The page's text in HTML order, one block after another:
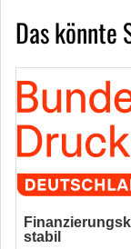
Das könnte
stabil